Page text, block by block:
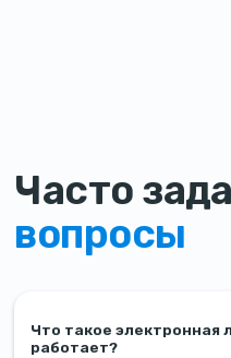
Часто
вопросы
Что такое электронная
работает?